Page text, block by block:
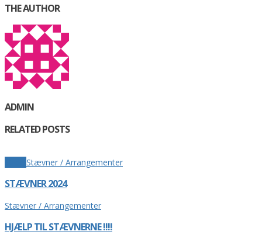
THE AUTHOR
ADMIN
RELATED POSTS
Stævner / Arrangementer
STÆVNER 2024
Stævner / Arrangementer
HJÆLP TIL STÆVNERNE !!!!